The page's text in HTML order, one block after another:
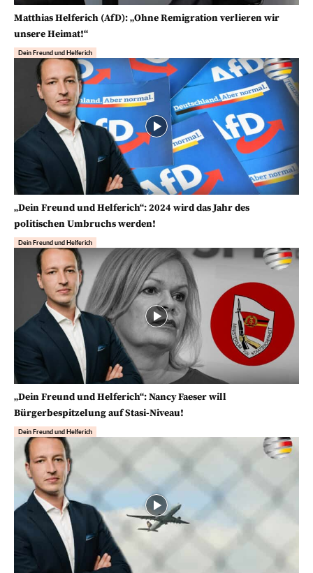
Matthias Helferich (AfD): „Ohne Remigration verlieren wir
unsere Heimat!“
Dein Freund und Helferich
„Dein Freund und Helferich“: 2024 wird das Jahr des
politischen Umbruchs werden!
Dein Freund und Helferich
„Dein Freund und Helferich“: Nancy Faeser will
Bürgerbespitzelung auf Stasi-Niveau!
Dein Freund und Helferich